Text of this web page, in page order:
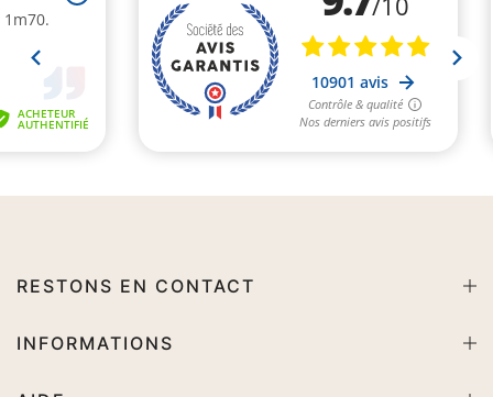
RESTONS EN CONTACT
INFORMATIONS